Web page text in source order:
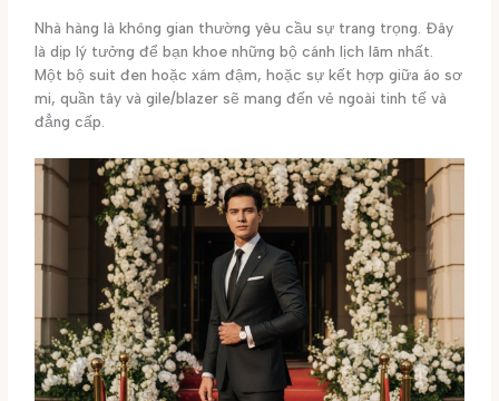
Nhà hàng là không gian thường yêu cầu sự trang trọng. Đây
là dịp lý tưởng để bạn khoe những bộ cánh lịch lãm nhất.
Một bộ suit đen hoặc xám đậm, hoặc sự kết hợp giữa áo sơ
mi, quần tây và gile/blazer sẽ mang đến vẻ ngoài tinh tế và
đẳng cấp.